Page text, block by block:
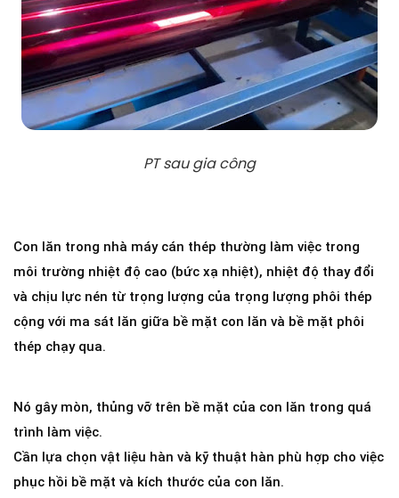
PT sau gia công
Con lăn trong nhà máy cán thép thường làm việc trong
môi trường nhiệt độ cao (bức xạ nhiệt), nhiệt độ thay đổi
và chịu lực nén từ trọng lượng của trọng lượng phôi thép
cộng với ma sát lăn giữa bề mặt con lăn và bề mặt phôi
thép chạy qua.
Nó gây mòn, thủng vỡ trên bề mặt của con lăn trong quá
trình làm việc.
Cần lựa chọn vật liệu hàn và kỹ thuật hàn phù hợp cho việc
phục hồi bề mặt và kích thước của con lăn.